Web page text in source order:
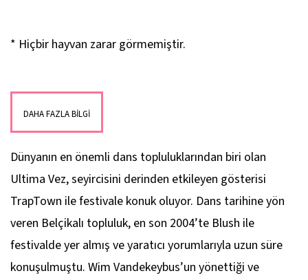
* Hiçbir hayvan zarar görmemiştir.
DAHA FAZLA BİLGİ
Dünyanın en önemli dans topluluklarından biri olan
Ultima Vez, seyircisini derinden etkileyen gösterisi
TrapTown ile festivale konuk oluyor. Dans tarihine yön
veren Belçikalı topluluk, en son 2004’te Blush ile
festivalde yer almış ve yaratıcı yorumlarıyla uzun süre
konuşulmuştu. Wim Vandekeybus’un yönettiği ve